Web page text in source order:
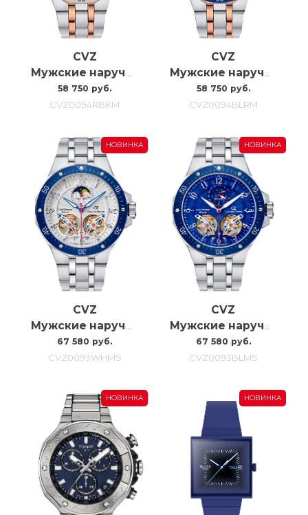
CVZ
58 750 руб.
CVZ0094RBKM
CVZ
58 750 руб.
CVZ0094BLRM
НОВИНКА
CVZ
Мужские наручные часы с автоподзаводом Carl Von Zeyten Cvz0093whms, 46MM
67 580 руб.
CVZ0093WHMS
НОВИНКА
CVZ
Мужские наручные часы с автоподзаводом Carl Von Zeyten Cvz0093blms, 46MM
67 580 руб.
CVZ0093BLMS
НОВИНКА НОВИНКА